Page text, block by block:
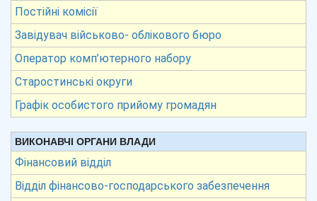
Постійні комісії
Завідувач військово- облікового бюро
Оператор комп’ютерного набору
Старостинські округи
Графік особистого прийому громадян
ВИКОНАВЧІ ОРГАНИ ВЛАДИ
Фінансовий відділ
Відділ фінансово-господарського забезпечення